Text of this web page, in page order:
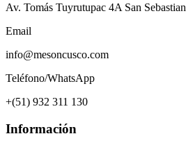
Av. Tomás Tuyrutupac 4A San Sebastian
Email
info@mesoncusco.com
Teléfono/WhatsApp
+(51) 932 311 130
Información